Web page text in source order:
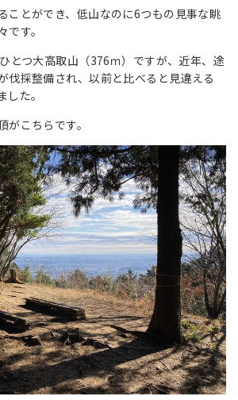
ことができ、低山なのに6つもの見事な眺
す。
とつ大高取山（376ｍ）ですが、近年、途
伐採整備され、以前と比べると見違える
た。
こちらです。